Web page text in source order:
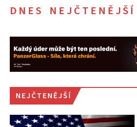
DNES NEJČTENĚJŠÍ
NEJČTENĚJŠÍ